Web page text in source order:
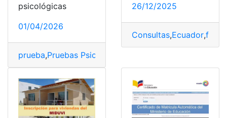
psicológicas
01/04/2026
prueba,Pruebas Psicométricas
26/12/2025
Consultas,Ecuador,